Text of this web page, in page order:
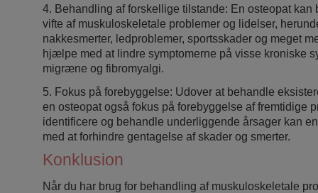
4. Behandling af forskellige tilstande: En osteopat kan
vifte af muskuloskeletale problemer og lidelser,
nakkesmerter, ledproblemer, sportsskader og meget
hjælpe med at lindre symptomerne på visse kroniske
migræne og fibromyalgi.
5. Fokus på forebyggelse: Udover at behandle
en osteopat også fokus på forebyggelse af fremtidige
identificere og behandle underliggende årsager kan
med at forhindre gentagelse af skader og smerter.
Konklusion
Når du har brug for behandling af muskuloskeletale